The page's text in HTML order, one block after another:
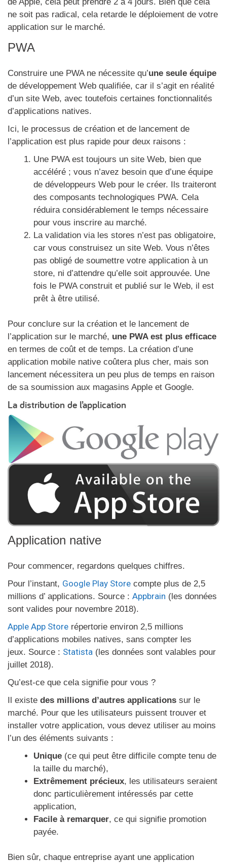
ne soit pas radical, cela retarde le déploiement de votre
application sur le marché.
PWA
Construire une PWA ne nécessite qu’une seule équipe
de développement Web qualifiée, car il s’agit en réalité
d’un site Web, avec toutefois certaines fonctionnalités
d’applications natives.
Ici, le processus de création et de lancement de
l’application est plus rapide pour deux raisons :
Une PWA est toujours un site Web, bien que
accéléré ; vous n’avez besoin que d’une équipe
de développeurs Web pour le créer. Ils traiteront
des composants technologiques PWA. Cela
réduira considérablement le temps nécessaire
pour vous inscrire au marché.
La validation via les stores n’est pas obligatoire,
car vous construisez un site Web. Vous n’êtes
pas obligé de soumettre votre application à un
store, ni d’attendre qu’elle soit approuvée. Une
fois le PWA construit et publié sur le Web, il est
prêt à être utilisé.
Pour conclure sur la création et le lancement de
l’application sur le marché, une PWA est plus efficace
en termes de coût et de temps. La création d’une
application mobile native coûtera plus cher, mais son
lancement nécessitera un peu plus de temps en raison
de sa soumission aux magasins Apple et Google.
La distribution de l’application
Application native
Pour commencer, regardons quelques chiffres.
Pour l’instant, Google Play Store compte plus de 2,5
millions d’ applications. Source : Appbrain (les données
sont valides pour novembre 2018).
Apple App Store répertorie environ 2,5 millions
d’applications mobiles natives, sans compter les
jeux. Source : Statista (les données sont valables pour
juillet 2018).
Qu’est-ce que cela signifie pour vous ?
Il existe des millions d’autres applications sur le
marché. Pour que les utilisateurs puissent trouver et
installer votre application, vous devez utiliser au moins
l’un des éléments suivants :
Unique (ce qui peut être difficile compte tenu de
la taille du marché),
Extrêmement précieux, les utilisateurs seraient
donc particulièrement intéressés par cette
application,
Facile à remarquer, ce qui signifie promotion
payée.
Bien sûr, chaque entreprise ayant une application